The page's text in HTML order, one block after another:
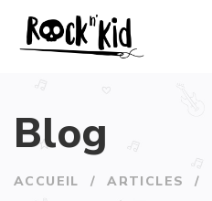
Blog
ACCUEIL / ARTICLES /